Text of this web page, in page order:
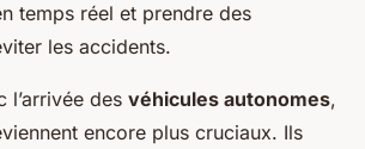
temps réel et prendre des
les accidents.
l’arrivée des véhicules autonomes,
encore plus cruciaux. Ils